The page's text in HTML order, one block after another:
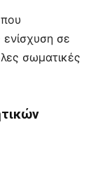
σε
σωματικές